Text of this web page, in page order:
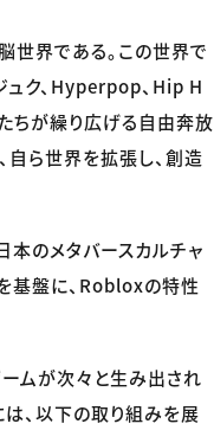
世界である。この世界で
ュク、Hyperpop、Hip H
ちが繰り広げる自由奔放
自ら世界を拡張し、創造
本のメタバースカルチャ
基盤に、Robloxの特性
ームが次々と生み出され
、以下の取り組みを展